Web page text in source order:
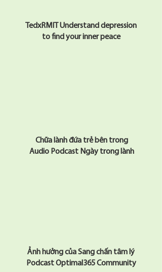
​TedxRMIT Understand depression
to find your inner peace
Chữa lành đứa trẻ bên trong
​ Audio Podcast Ngày trong lành
Ảnh hưởng của Sang chấn tâm lý
​Podcast Optimal365 Community